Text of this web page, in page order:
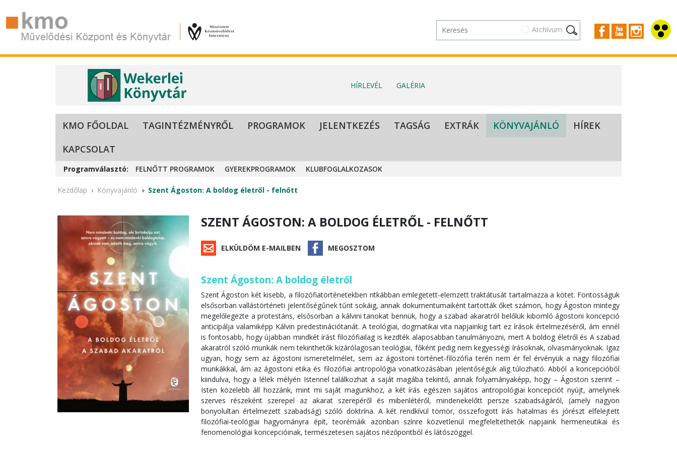
Archívum
HÍRLEVÉL GALÉRIA
KMO FŐOLDAL TAGINTÉZMÉNYRŐL PROGRAMOK JELENTKEZÉS TAGSÁG EXTRÁK KÖNYVAJÁNLÓ
HÍREK
KAPCSOLAT
Programválasztó: FELNŐTT PROGRAMOK GYEREKPROGRAMOK KLUBFOGLALKOZASOK
Kezdőlap Könyvajánló Szent Ágoston: A boldog életről - felnőtt
SZENT ÁGOSTON: A BOLDOG ÉLETRŐL - FELNŐTT
ELKÜLDÖM E-MAILBEN MEGOSZTOM
Szent Ágoston: A boldog életről
Szent ​Ágoston két kisebb, a filozófiatörténetekben ritkábban emlegetett-elemzett traktátusát tartalmazza a kötet. Fontosságuk
elsősorban vallástörténeti jelentőségűnek tűnt sokáig, annak dokumentumaiként tartották őket számon, hogy Ágoston mintegy
megelőlegezte a protestáns, elsősorban a kálvini tanokat bennük, hogy a szabad akaratról belőlük kibomló ágostoni koncepció
anticipálja valamiképp Kálvin predestinációtanát. A teológiai, dogmatikai vita napjainkig tart ez írások értelmezéséről, ám ennél
is fontosabb, hogy újabban mindkét írást filozófiailag is kezdték alaposabban tanulmányozni, mert A boldog életről és A szabad
akaratról szóló munkák nem tekinthetők kizárólagosan teológiai, főként pedig nem kegyességi írásoknak, olvasmányoknak. Igaz
ugyan, hogy sem az ágostoni ismeretelmélet, sem az ágostoni történet-filozófia terén nem ér fel érvényük a nagy filozófiai
munkákkal, ám az ágostoni etika és filozófiai antropológia vonatkozásában jelentőségük alig túlozható. Abból a koncepcióból
kiindulva, hogy a lélek mélyén Istennel találkozhat a saját magába tekintő, annak folyamányaképp, hogy – Ágoston szerint –
Isten közelebb áll hozzánk, mint mi saját magunkhoz, a két írás egészen sajátos antropológiai koncepciót nyújt, amelynek
szerves részeként szerepel az akarat szerepéről és mibenlétéről, mindenekelőtt persze szabadságáról, (amely nagyon
bonyolultan értelmezett szabadság) szóló doktrína. A két rendkívül tömör, összefogott írás hatalmas és jórészt elfelejtett
filozófiai-teológiai hagyományra épít, teorémáik azonban színre közvetlenül megfeleltethetők napjaink hermeneutikai és
fenomenológiai koncepcióinak, természetesen sajátos nézőpontból és látószöggel.